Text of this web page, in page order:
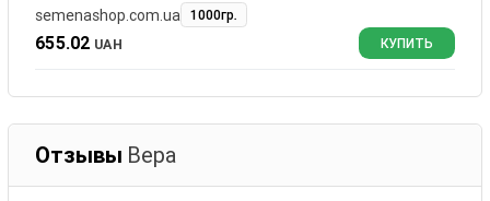
semenashop.com.ua 1000гр.
655.02 UAH КУПИТЬ
Отзывы Вера